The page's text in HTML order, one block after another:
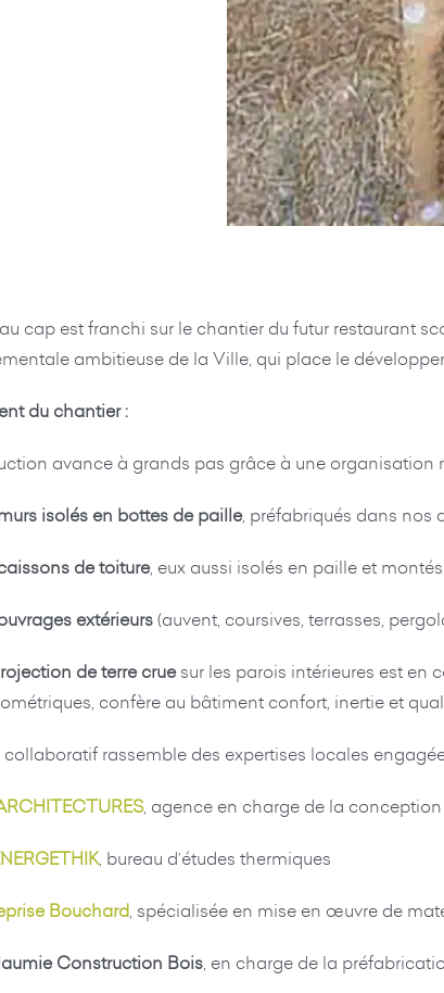
cap est franchi sur le chantier du futur restaurant
ambitieuse de la Ville, qui place le
du chantier :
avance à grands pas grâce à une organisation
isolés en bottes de paille, préfabriqués dans nos
de toiture, eux aussi isolés en paille et
extérieurs(auvent, coursives, terrasses,
de terre cruesur les parois intérieures est en
confère au bâtiment confort, inertie et
rassemble des expertises locales
, agence en charge de la conception
, bureau d’études thermiques
Bouchard, spécialisée en mise en œuvre de
Construction Bois, en charge de la